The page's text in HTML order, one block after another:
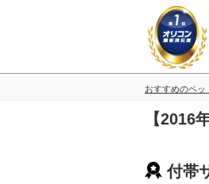
おすすめのペッ
【2016
付帯